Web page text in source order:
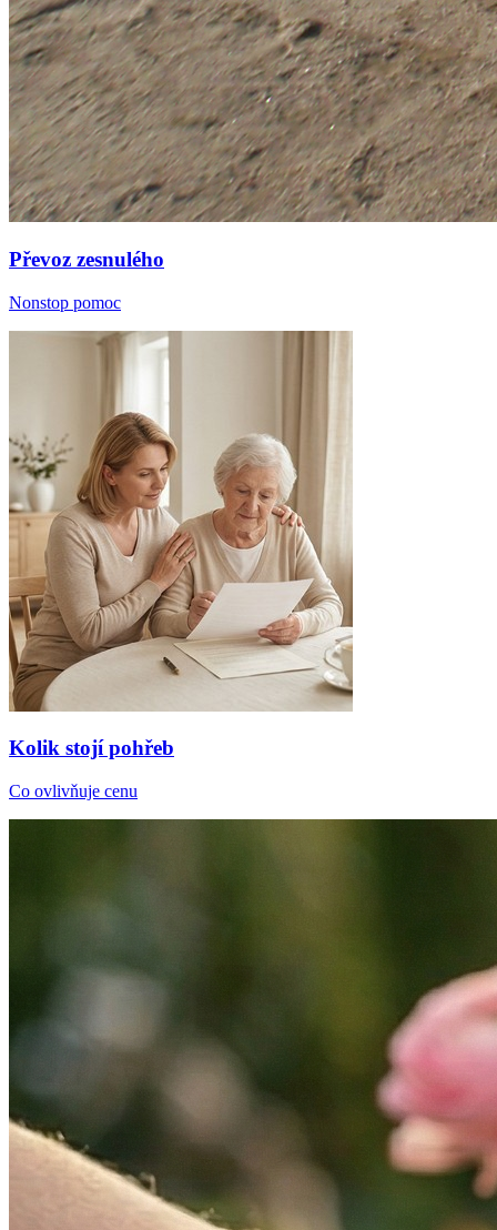
Převoz zesnulého
Nonstop pomoc
Kolik stojí pohřeb
Co ovlivňuje cenu